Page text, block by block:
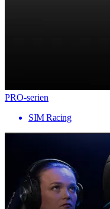
PRO-serien
SIM Racing